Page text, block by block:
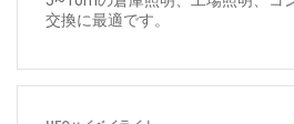
交換に最適です。